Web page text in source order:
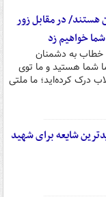
هستند/ در مقابل زور
خواهیم زد
خطاب به دشمنان
شما هستید و ما توی
درک کرده‌اید؛ ما ملتی
شایعه برای شهید